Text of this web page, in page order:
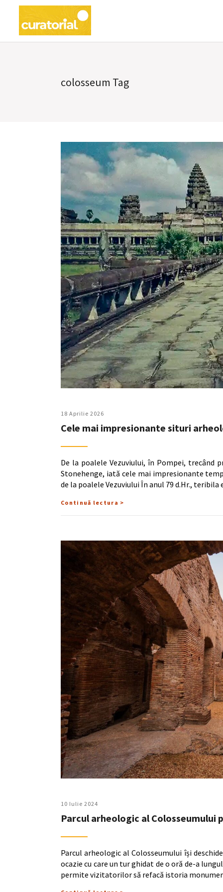
colosseum Tag
18 Aprilie 2026
Cele mai impresionante situri
De la poalele Vezuviului, în Pompei, trecând
Stonehenge, iată cele mai impresionante
de la poalele Vezuviului În anul 79 d.Hr., teribila
Continuă lectura >
10 Iulie 2024
Parcul arheologic al
Parcul arheologic al Colosseumului își
ocazie cu care un tur ghidat de o oră de-a
permite vizitatorilor să refacă istoria